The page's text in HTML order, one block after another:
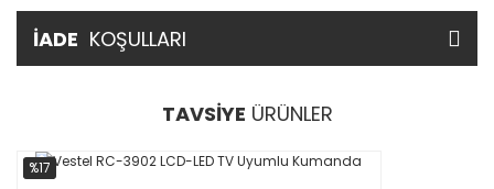
İADE KOŞULLARI
TAVSİYE ÜRÜNLER
%17